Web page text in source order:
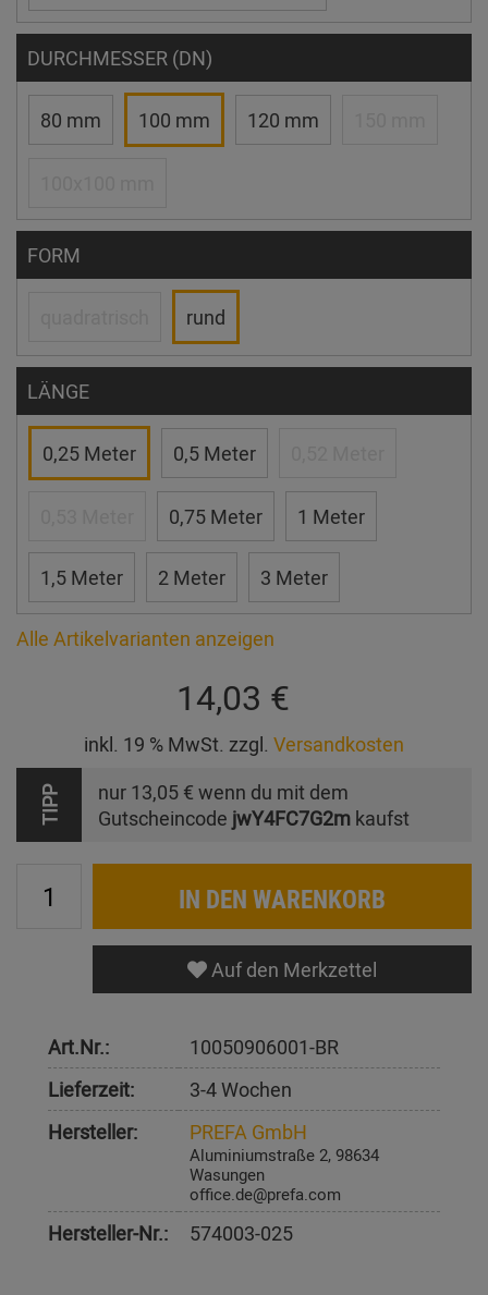
DURCHMESSER (DN)
80 mm 100 mm 120 mm
FORM
rund
LÄNGE
0,25 Meter 0,5 Meter
0,75 Meter 1 Meter
1,5 Meter 2 Meter 3 Meter
Alle Artikelvarianten anzeigen
14,03 €
inkl. 19 % MwSt. zzgl. Versandkosten
TIPP nur 13,05 € wenn du mit dem
Gutscheincode jwY4FC7G2m kaufst
IN DEN WARENKORB
Auf den Merkzettel
Art.Nr.:
10050906001-BR
Lieferzeit:
3-4 Wochen
Hersteller:
PREFA GmbH
Aluminiumstraße 2, 98634
Wasungen
office.de@prefa.com
Hersteller-Nr.: 574003-025